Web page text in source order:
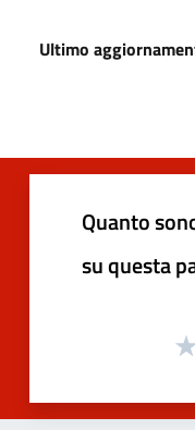
Ultimo
Quanto
su questa